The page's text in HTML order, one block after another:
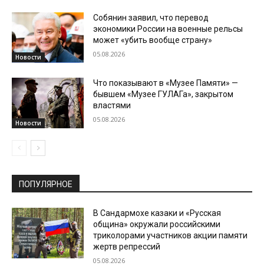
Новости
Собянин заявил, что перевод
экономики России на военные рельсы
может «убить вообще страну»
05.08.2026
Новости
Что показывают в «Музее Памяти» —
бывшем «Музее ГУЛАГа», закрытом
властями
05.08.2026
ПОПУЛЯРНОЕ
В Сандармохе казаки и «Русская
община» окружали российскими
триколорами участников акции памяти
жертв репрессий
05.08.2026